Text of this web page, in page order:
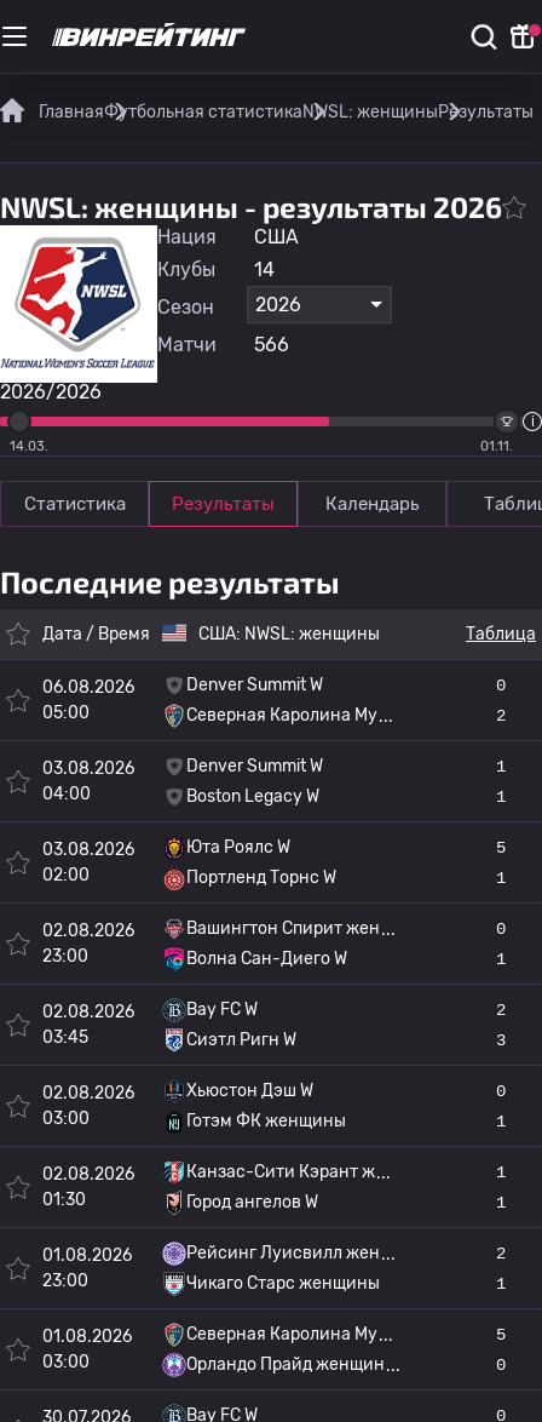
ГлавнаяФутбольная статистикаNWSL: женщиныРезультаты
NWSL: женщины - результаты 2026
2026/2026
01.11.
14.03.
Нация
США
Клубы
14
Сезон
2026
Матчи
566
Статистика Результаты Календарь
Последние результаты
Дата / Время США: NWSL: женщины Таблица
06.08.2026
05:00
Denver Summit W
Северная Каролина Му
0
2
03.08.2026
04:00
Denver Summit W
Boston Legacy W
1
1
03.08.2026
02:00
Юта Роялс W
Портленд Торнс W
5
1
02.08.2026
23:00
Вашингтон Спирит жен
Волна Сан-Диего W
0
1
02.08.2026
03:45
Bay FC W
Сиэтл Ригн W
2
3
02.08.2026
03:00
Хьюстон Дэш W
Готэм ФК женщины
0
1
02.08.2026
01:30
Канзас-Сити Кэрант ж
Город ангелов W
1
1
01.08.2026
23:00
Рейсинг Луисвилл жен
Чикаго Старс женщины
2
1
01.08.2026
03:00
Северная Каролина Му
Орландо Прайд женщин
5
0
30.07.2026
Bay FC W
0